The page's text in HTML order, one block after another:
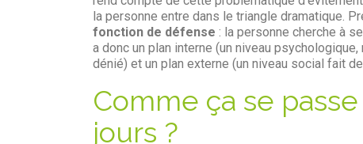
la personne entre dans le triangle dramatique.
fonction de défense : la personne cherche à
a donc un plan interne (un niveau
dénié) et un plan externe (un niveau social fait
Comme ça se
jours ?